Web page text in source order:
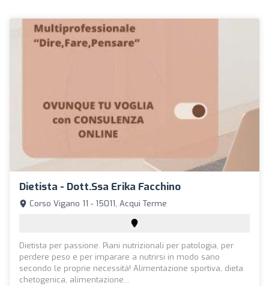
Dietista - Dott.ssa Erika Facchino
Corso Vigano 11 - 15011, Acqui Terme
Dietista per passione. Piani nutrizionali per patologia, per
perdere peso e per imparare a nutrirsi in modo sano
secondo le proprie necessità! Alimentazione sportiva, dieta
chetogenica, alimentazione...